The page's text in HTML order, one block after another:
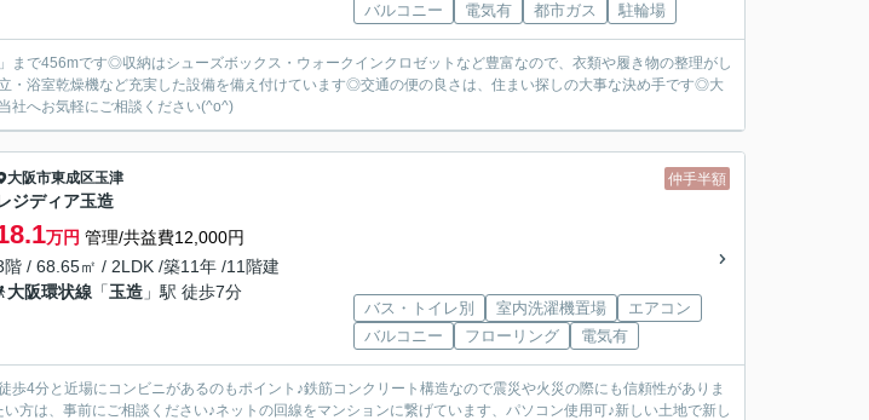
バルコニー
電気有 都市ガス 駐輪場
まで456mです◎収納はシューズボックス・ウォークインクロゼットなど豊富なので、衣類や履き物の整理がし
・浴室乾燥機など充実した設備を備え付けています◎交通の便の良さは、住まい探しの大事な決め手です◎大
社へお気軽にご相談ください(^o^)
仲手半額
大阪市東成区玉津
ジディア玉造
万円 管理/共益費12,000円
階 / 68.65㎡ / 2LDK /築11年 /11階建
大阪環状線 「玉造 」駅 徒歩7分
バス・トイレ別 室内洗濯機置場
エアコン
バルコニー
フローリング 電気有
歩4分と近場にコンビニがあるのもポイント♪鉄筋コンクリート構造なので震災や火災の際にも信頼性がありま
方は、事前にご相談ください♪ネットの回線をマンションに繋げています、パソコン使用可♪新しい土地で新し